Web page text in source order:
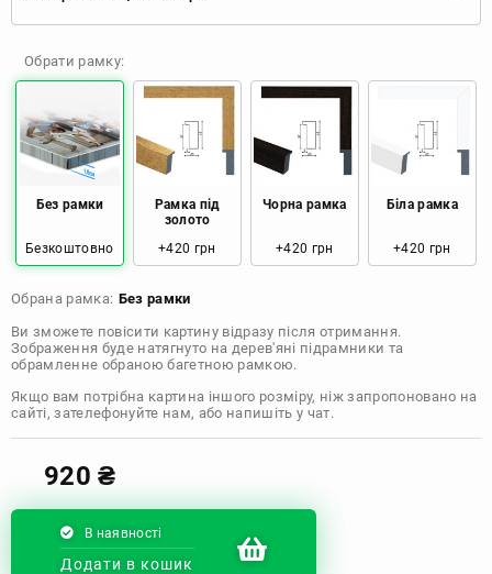
Розмір: 60x90 Ціна: 1650 грн
Розмір: 80x120 Ціна: 2050 грн
Обрати рамку:
Без рамки
Безкоштовно
Рамка під
золото
+420 грн
Чорна рамка
+420 грн
Біла рамка
+420 грн
Обрана рамка: Без рамки
Ви зможете повісити картину відразу після отримання.
Зображення буде натягнуто на дерев'яні підрамники та
обрамленне обраною багетною рамкою.
Якщо вам потрібна картина іншого розміру, ніж запропоновано на
сайті, зателефонуйте нам, або напишіть у чат.
920₴
В наявності
Додати в кошик